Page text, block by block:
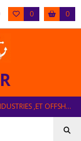
0 0
EQUIPEMENT BATEAU , PÊCHE , PLAISANCE ,LOISIRS, INDUSTRIES ,ET OFFSHORE